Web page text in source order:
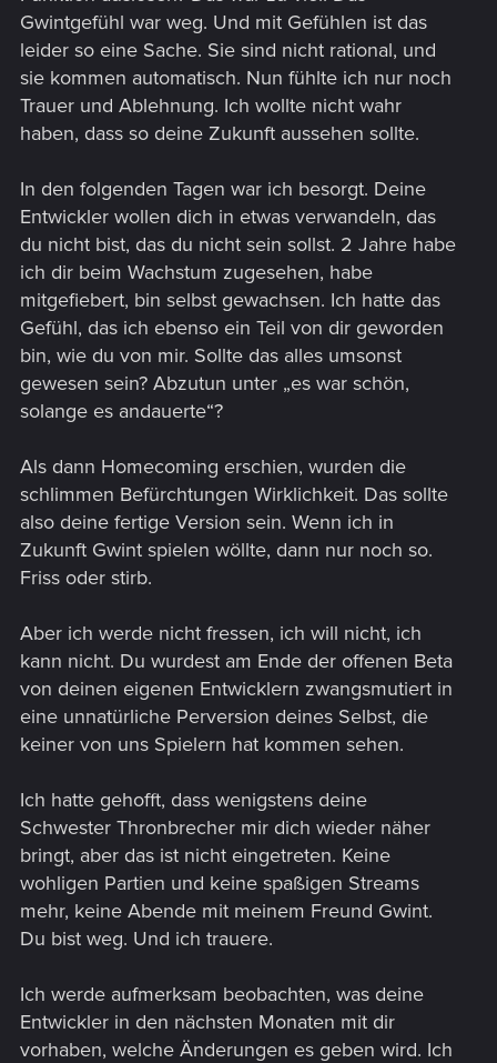
Gwintgefühl war weg. Und mit Gefühlen ist das
leider so eine Sache. Sie sind nicht rational, und
sie kommen automatisch. Nun fühlte ich nur noch
Trauer und Ablehnung. Ich wollte nicht wahr
haben, dass so deine Zukunft aussehen sollte.
In den folgenden Tagen war ich besorgt. Deine
Entwickler wollen dich in etwas verwandeln, das
du nicht bist, das du nicht sein sollst. 2 Jahre habe
ich dir beim Wachstum zugesehen, habe
mitgefiebert, bin selbst gewachsen. Ich hatte das
Gefühl, das ich ebenso ein Teil von dir geworden
bin, wie du von mir. Sollte das alles umsonst
gewesen sein? Abzutun unter „es war schön,
solange es andauerte“?
Als dann Homecoming erschien, wurden die
schlimmen Befürchtungen Wirklichkeit. Das sollte
also deine fertige Version sein. Wenn ich in
Zukunft Gwint spielen wöllte, dann nur noch so.
Friss oder stirb.
Aber ich werde nicht fressen, ich will nicht, ich
kann nicht. Du wurdest am Ende der offenen Beta
von deinen eigenen Entwicklern zwangsmutiert in
eine unnatürliche Perversion deines Selbst, die
keiner von uns Spielern hat kommen sehen.
Ich hatte gehofft, dass wenigstens deine
Schwester Thronbrecher mir dich wieder näher
bringt, aber das ist nicht eingetreten. Keine
wohligen Partien und keine spaßigen Streams
mehr, keine Abende mit meinem Freund Gwint.
Du bist weg. Und ich trauere.
Ich werde aufmerksam beobachten, was deine
Entwickler in den nächsten Monaten mit dir
vorhaben, welche Änderungen es geben wird. Ich